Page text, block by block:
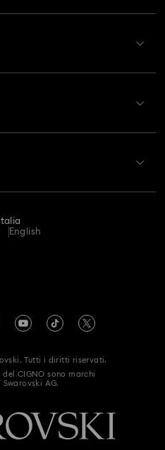
Italia
English
Tutti i diritti riservati.
del CIGNO sono marchi
AG.